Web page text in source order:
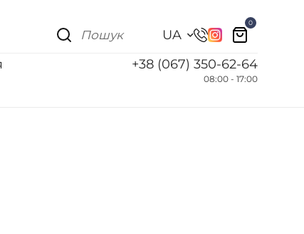
UA
0
+38 (067) 350-62-64
08:00 - 17:00